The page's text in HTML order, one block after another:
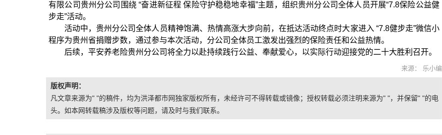
有限公司贵州分公司围绕 “奋进新征程 保险守护稳稳地幸福”主题，组织贵州分公司全体人员开展“7.8保险公益健
步走”活动。
活动中，贵州分公司全体人员精神饱满、热情高涨大步向前，在抵达活动终点时大家进入 “7.8健步走”微信小
程序为贵州省捐赠步数，通过参与本次活动，分公司全体员工激发出强烈的保险责任和公益热情。
后续，平安养老险贵州分公司将全力以赴持续践行公益、奉献爱心，以实际行动迎接党的二十大胜利召开。
来源： 乐小编
版权声明：
凡文章来源为" "的稿件，均为洪泽都市网独家版权所有，未经许可不得转载或镜像；授权转载必须注明来源为" "，并保留" "的电
头。如本网转载稿涉及版权等问题，请及时与我们联系。